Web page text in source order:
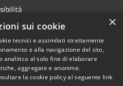
×
sui cookie
tecnici e assimilati strettamente
e alla navigazione del sito,
analitico al solo fine di elaborare
aggregate e anonime.
la cookie policy al seguente link